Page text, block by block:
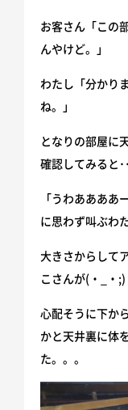
一戸建てリノベ
マンションリ
不動産取引
ニュース
施工事例
会社情報
スタッフ紹介
お客さん「この
んやけど。」
わたし「分かり
ね。」
となりの部屋に
確認してみると･
「うわあああ
に思わず叫ぶわた
大きさからして
こさんが(・_・;)
心配そうに下か
かと天井裏に体
た。。。